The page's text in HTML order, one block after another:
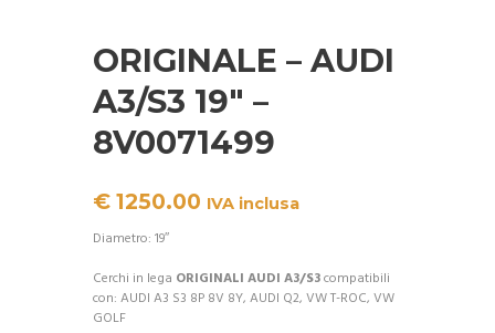
ORIGINALE – AUDI
A3/S3 19″ –
8V0071499
€ 1250.00 IVA inclusa
Diametro: 19″
Cerchi in lega ORIGINALI AUDI A3/S3compatibili
con: AUDI A3 S3 8P 8V 8Y, AUDI Q2, VW T-ROC, VW
GOLF